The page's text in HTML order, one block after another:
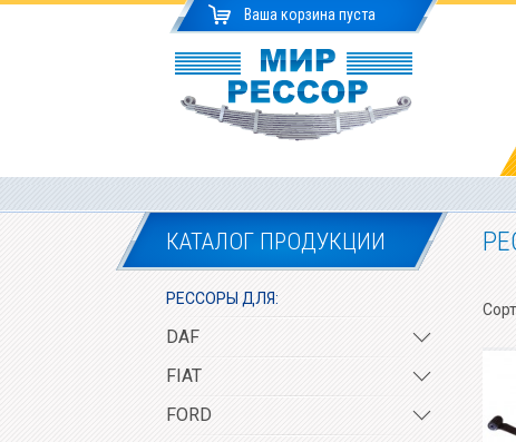
Ваша корзина пуста
КАТАЛОГ ПРОДУКЦИИ
РЕССОРЫ ДЛЯ:
DAF
FIAT
FORD